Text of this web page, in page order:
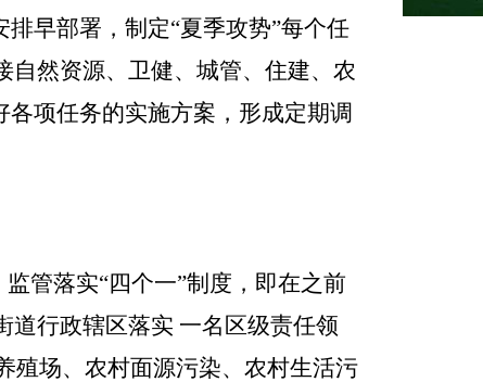
早部署，制定“夏季攻势”每个任
然资源、卫健、城管、住建、农
项任务的实施方案，形成定期调
监管落实“四个一”制度，即在之前
道行政辖区落实 一名区级责任领
殖场、农村面源污染、农村生活污